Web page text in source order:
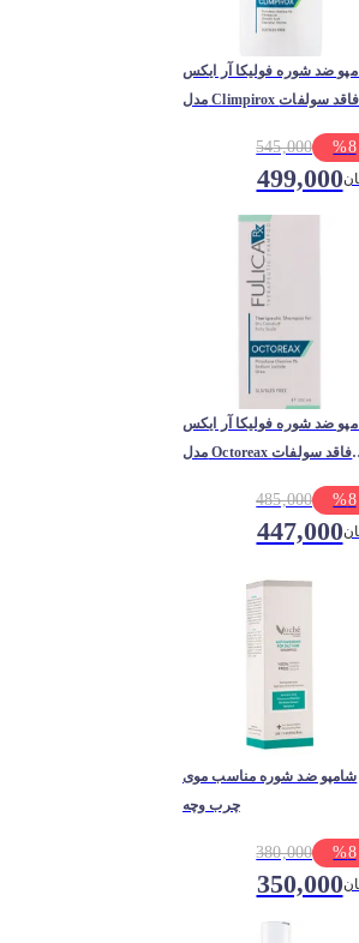
ضد شوره فولیکا آر ایکس
مدل Climpirox فاقد سولفات
545,000 %8
499,000
ضد شوره فولیکا آر ایکس
مدل Octoreax فاقد سولفات
485,000 %8
447,000
شامپو ضد شوره مناسب موی
چرب وچه
380,000 %8
350,000